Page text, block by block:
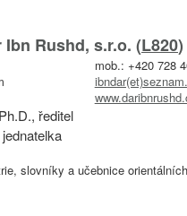
Rushd, s.r.o. (L820)
ředitel
mob.: +420 728
slovníky a učebnice